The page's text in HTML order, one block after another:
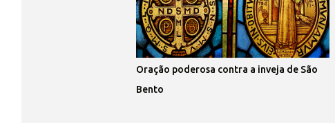
Oração poderosa contra a inveja de São
Bento